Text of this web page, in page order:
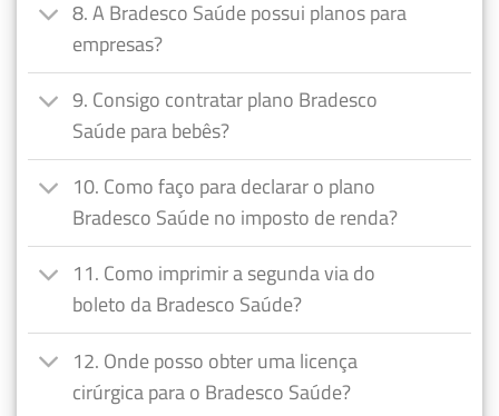
8. A Bradesco Saúde possui planos para
empresas?
9. Consigo contratar plano Bradesco
Saúde para bebês?
10. Como faço para declarar o plano
Bradesco Saúde no imposto de renda?
11. Como imprimir a segunda via do
boleto da Bradesco Saúde?
12. Onde posso obter uma licença
cirúrgica para o Bradesco Saúde?